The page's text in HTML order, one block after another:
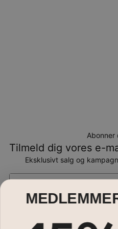
Abonner
Tilmeld dig vores e-
Eksklusivt salg og